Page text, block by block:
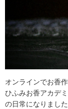
オンラインでお香
ひふみお香アカデ
の日常になりまし